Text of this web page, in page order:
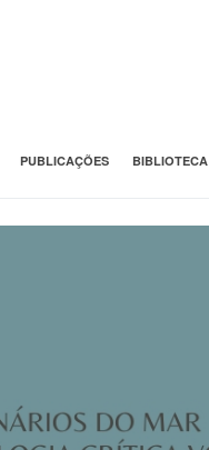
PUBLICAÇÕES BIBLIOTECA